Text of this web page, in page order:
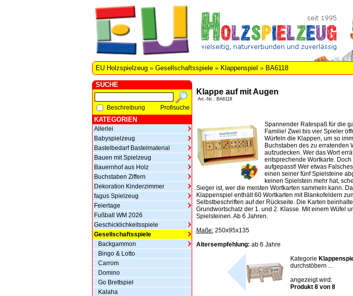
EU Holzspielzeug » Gesellschaftsspiele» Klappenspiel » BA6118
SUCHE
Beschreibung Profisuche
KATEGORIEN
Allerlei
Babyspielzeug
Bastelbedarf Bastelmaterial
Bauen mit Spielzeug
Bauernhof aus Holz
Buchstaben Ziffern
Dekoration Kinderzimmer
fagus Spielzeug
Feiertage
Fußball WM 2026
Geschicklichkeitsspiele
Gesellschaftsspiele
Backgammon
Bingo & Lotto
Carrom
Domino
Go Brettspiel
Kalaha
Klappe auf mit Augen
Art.-Nr.: BA6118
Spannender Ratespaß für die
Familie! Zwei bis vier Spieler
Würfeln die Klappen, um so
Buchstaben des zu erratenden
aufzudecken. Wer das Wort
entsprechende Wortkarte. Doch
aufgepasst! Wer etwas
einen seiner fünf Spielsteine
keinen Spielstein mehr hat,
Sieger ist, wer die meisten Wortkarten sammeln kann.
Klappenspiel enthält 60 Wortkarten mit Blankofeldern
Selbstbeschriften auf der Rückseite. Die Karten
Grundwortschatz der 1. und 2. Klasse. Mit einem Wüfel
Spielsteinen. Ab 6 Jahren.
Maße:250x95x135
Altersempfehlung: ab 6 Jahre
Kategorie
durchstöbern ...
angezeigt wird:
Produkt 8 von 8